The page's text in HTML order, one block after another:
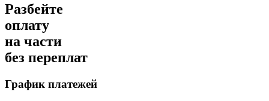
Разбейте
оплату
на части
без переплат
График платежей